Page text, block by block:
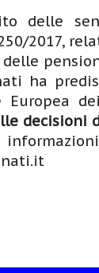
delle
2017,
ha
decisioni